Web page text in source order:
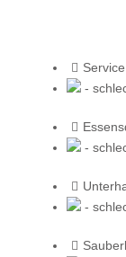
Service
-
-
-